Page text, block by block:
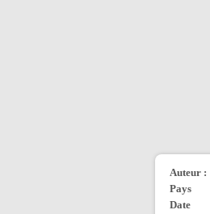
Auteur :
Pays
Date